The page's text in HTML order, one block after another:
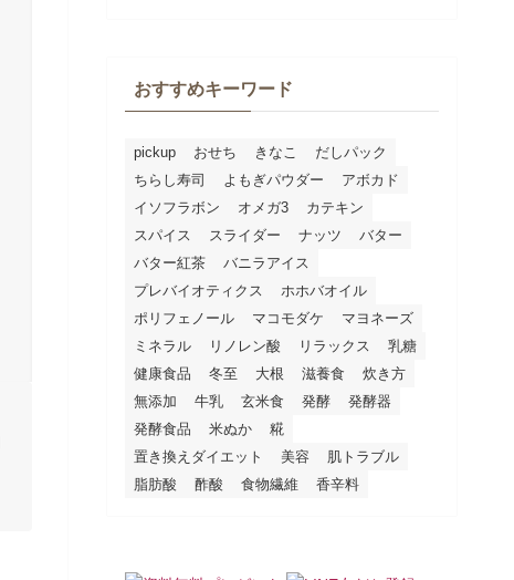
おすすめキーワード
pickup おせち きなこ
だしパック
ちらし寿司
よもぎパウダー
アボカド
イソフラボン
オメガ3
カテキン
スパイス
スライダー ナッツ
バター
バター紅茶
バニラアイス
プレバイオティクス
ホホバオイル
ポリフェノール
マコモダケ
マヨネーズ
ミネラル
リノレン酸 リラックス
乳糖
健康食品
冬至 大根 滋養食
炊き方
無添加
牛乳 玄米食 発酵
発酵器
発酵食品
米ぬか
糀
置き換えダイエット
美容
肌トラブル
脂肪酸
酢酸 食物繊維 香辛料